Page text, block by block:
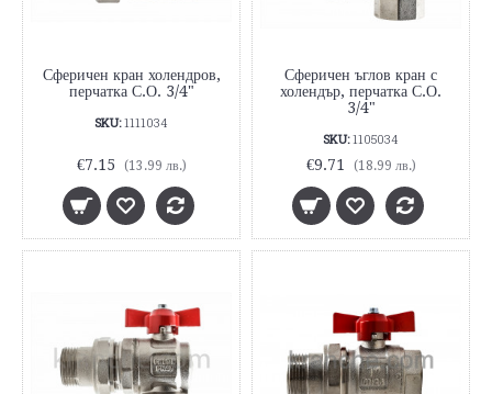
Сферичен кран холендров,
перчатка С.О. 3/4"
SKU:1111034
€7.15 (13.99 лв.)
Сферичен ъглов кран с
холендър, перчатка С.О.
3/4"
SKU:1105034
€9.71 (18.99 лв.)